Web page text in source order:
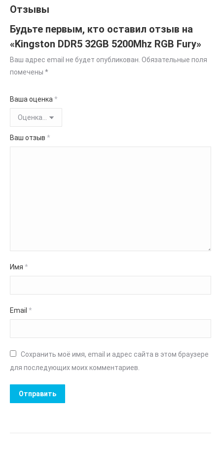
Отзывы
Будьте первым, кто оставил отзыв на
«Kingston DDR5 32GB 5200Mhz RGB Fury»
Ваш адрес email не будет опубликован. Обязательные поля
помечены *
Ваша оценка *
Ваш отзыв *
Имя *
Email *
Сохранить моё имя, email и адрес сайта в этом браузере
для последующих моих комментариев.